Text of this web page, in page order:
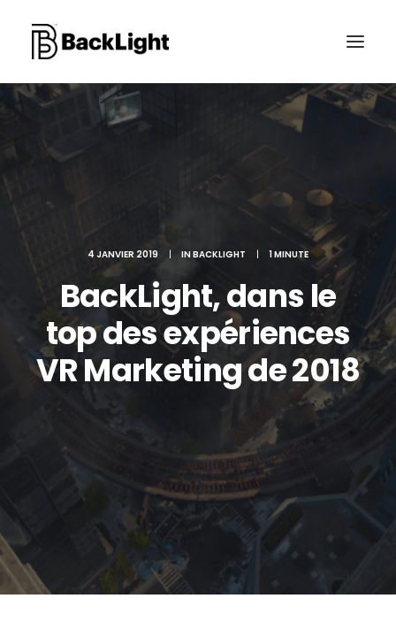
LE STUDIO
CONTACT
RECHERCHE
4 JANVIER 2019 | INBACKLIGHT | 1 MINUTE
BackLight, dans le
top des expériences
VR Marketing de 2018